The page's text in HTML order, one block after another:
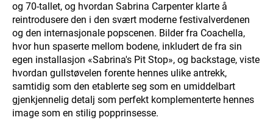
og 70-tallet, og hvordan Sabrina Carpenter klarte å
reintrodusere den i den svært moderne festivalverdenen
og den internasjonale popscenen. Bilder fra Coachella,
hvor hun spaserte mellom bodene, inkludert de fra sin
egen installasjon «Sabrina's Pit Stop», og backstage, viste
hvordan gullstøvelen forente hennes ulike antrekk,
samtidig som den etablerte seg som en umiddelbart
gjenkjennelig detalj som perfekt komplementerte hennes
image som en stilig popprinsesse.